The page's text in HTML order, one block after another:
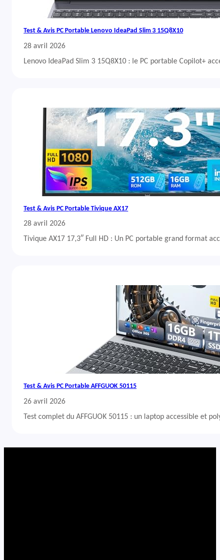
Test & Avis PC Portable Lenovo IdeaPad Slim 3 15Q8X10
28 avril 2026
Lenovo IdeaPad Slim 3 15Q8X10 : le PC portable Copilot+
Test & Avis PC Portable Tivique AX17
28 avril 2026
Tivique AX17 17,3″ Full HD : Un PC portable grand format
Test & Avis PC Portable AFFGUOK 50115
26 avril 2026
Test complet du AFFGUOK 50115 : un laptop accessible